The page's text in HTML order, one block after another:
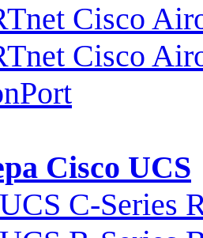
Cisco
Cisco
Cisco UCS
C-Series